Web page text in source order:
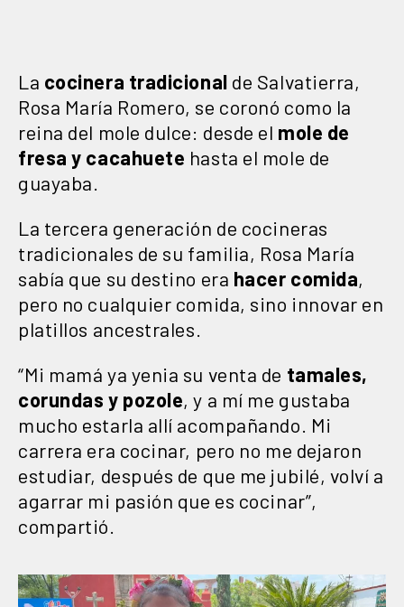
La cocinera tradicional de Salvatierra,
Rosa María Romero, se coronó como la
reina del mole dulce: desde el mole de
fresa y cacahuete hasta el mole de
guayaba.
La tercera generación de cocineras
tradicionales de su familia, Rosa María
sabía que su destino era hacer comida,
pero no cualquier comida, sino innovar en
platillos ancestrales.
“Mi mamá ya yenia su venta de tamales,
corundas y pozole, y a mí me gustaba
mucho estarla allí acompañando. Mi
carrera era cocinar, pero no me dejaron
estudiar, después de que me jubilé, volví a
agarrar mi pasión que es cocinar”,
compartió.